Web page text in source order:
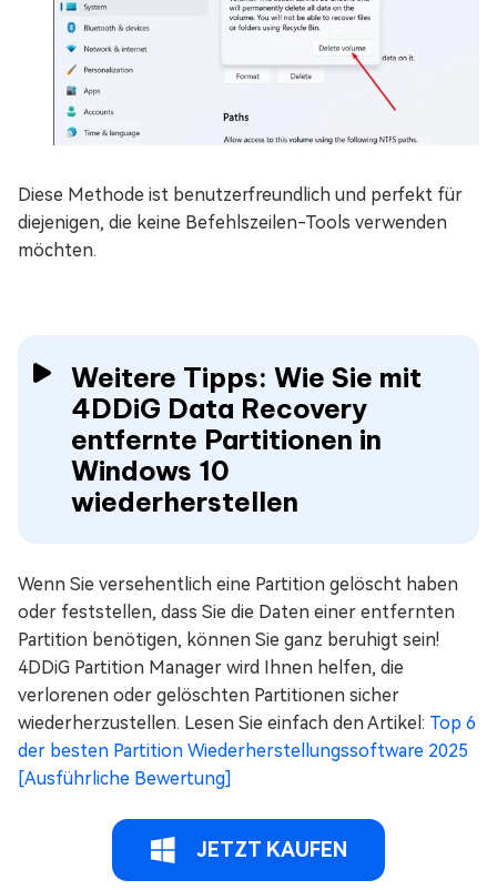
Diese Methode ist benutzerfreundlich und perfekt für
diejenigen, die keine Befehlszeilen-Tools verwenden
möchten.
Weitere Tipps: Wie Sie mit
4DDiG Data Recovery
entfernte Partitionen in
Windows 10
wiederherstellen
Wenn Sie versehentlich eine Partition gelöscht haben
oder feststellen, dass Sie die Daten einer entfernten
Partition benötigen, können Sie ganz beruhigt sein!
4DDiG Partition Manager wird Ihnen helfen, die
verlorenen oder gelöschten Partitionen sicher
wiederherzustellen. Lesen Sie einfach den Artikel: Top 6
der besten Partition Wiederherstellungssoftware 2025
[Ausführliche Bewertung]
JETZT KAUFEN